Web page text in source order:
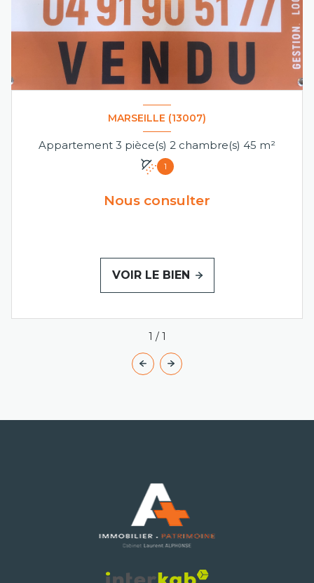
MARSEILLE (13007)
Appartement 3 pièce(s) 2 chambre(s) 45 m²
1
Nous consulter
VOIR LE BIEN
1 / 1